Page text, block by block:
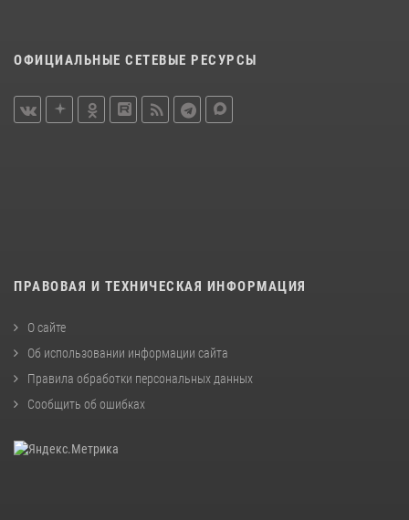
ОФИЦИАЛЬНЫЕ СЕТЕВЫЕ РЕСУРСЫ
ПРАВОВАЯ И ТЕХНИЧЕСКАЯ ИНФОРМАЦИЯ
О сайте
Об использовании информации сайта
Правила обработки персональных данных
Сообщить об ошибках